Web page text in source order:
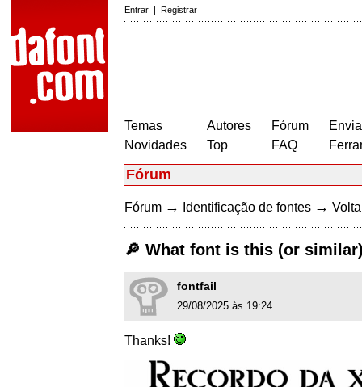
Entrar | Registrar
Temas
Novidades
Autores
Top
Fórum
FAQ
Fórum
Fórum → Identificação de fontes →
🔎 What font is this (or
fontfail
29/08/2025 às 19:24
Thanks!